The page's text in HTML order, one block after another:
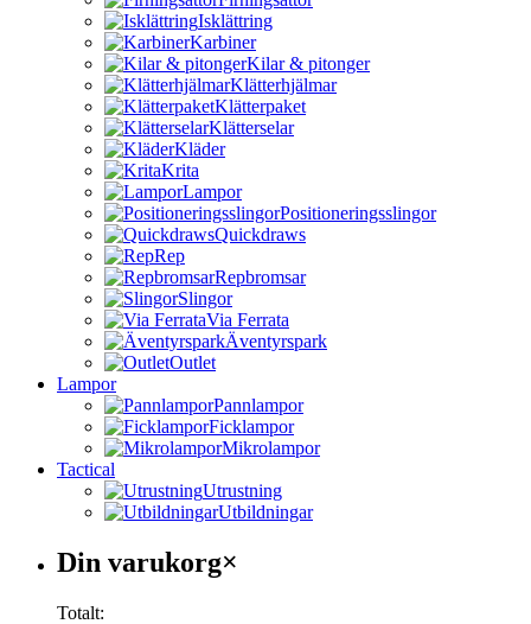
Isklättring
Karbiner
Kilar & pitonger
Klätterhjälmar
Klätterpaket
Klätterselar
Kläder
Krita
Lampor
Positioneringsslingor
Quickdraws
Rep
Repbromsar
Slingor
Via Ferrata
Äventyrspark
Outlet
Lampor
Pannlampor
Ficklampor
Mikrolampor
Tactical
Utrustning
Utbildningar
Varukorg
Din varukorg×
Totalt: